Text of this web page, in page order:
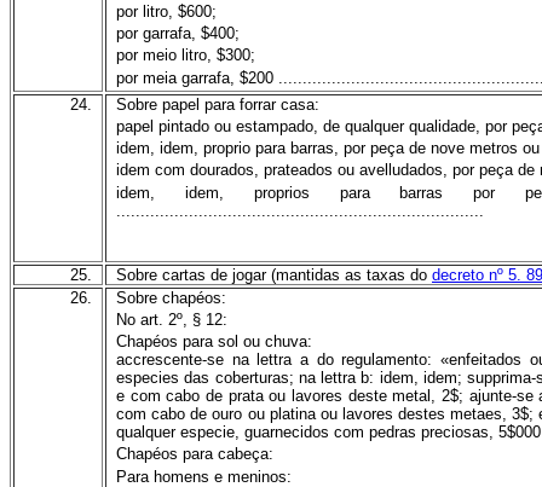
por litro, $600;
por garrafa, $400;
por meio litro, $300;
por meia garrafa, $200
24.
Sobre papel para forrar casa:
papel pintado ou estampado, de qualquer qualidade, por
idem, idem, proprio para barras, por peça de nove metros
idem com dourados, prateados ou avelludados, por peça
idem, idem, proprios para barras por
25. Sobre cartas de jogar (mantidas as taxas do decreto nº 5.
26.
Sobre chapéos:
No art. 2º, § 12:
Chapéos para sol ou chuva:
accrescente-se na lettra a do regulamento: «enfeitados
especies das coberturas; na lettra b: idem, idem;
e com cabo de prata ou lavores deste metal, 2$; ajunte-
com cabo de ouro ou platina ou lavores destes metaes,
qualquer especie, guarnecidos com pedras preciosas,
Chapéos para cabeça:
Para homens e meninos: